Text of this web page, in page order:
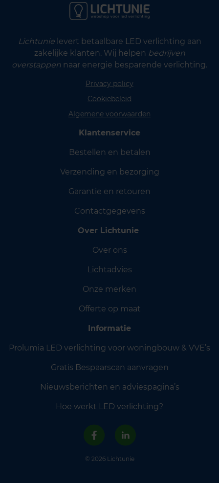
Lichtunielevert betaalbare LED verlichting aan
zakelijke klanten. Wij helpen bedrijven
overstappen naar energie besparende verlichting.
Privacy policy
Cookiebeleid
Algemene voorwaarden
Klantenservice
Bestellen en betalen
Verzending en bezorging
Garantie en retouren
Contactgegevens
Over Lichtunie
Over ons
Lichtadvies
Onze merken
Offerte op maat
Informatie
Prolumia LED verlichting voor woningbouw & VVE’s
Gratis Bespaarscan aanvragen
Nieuwsberichten en adviespagina’s
Hoe werkt LED verlichting?
© 2026 Lichtunie